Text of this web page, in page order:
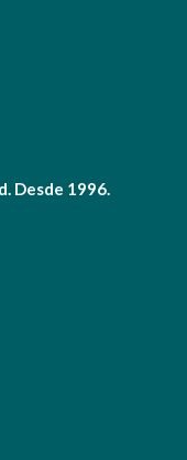
Desde 1996.